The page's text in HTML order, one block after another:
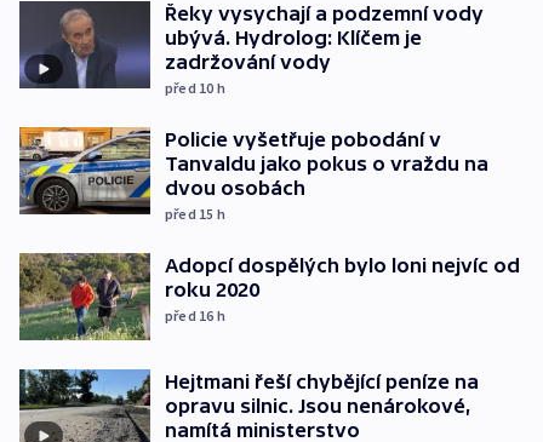
Řeky vysychají a podzemní vody
ubývá. Hydrolog: Klíčem je
zadržování vody
před 10 h
Policie vyšetřuje pobodání v
Tanvaldu jako pokus o vraždu na
dvou osobách
před 15 h
Adopcí dospělých bylo loni nejvíc od
roku 2020
před 16 h
Hejtmani řeší chybějící peníze na
opravu silnic. Jsou nenárokové,
namítá ministerstvo